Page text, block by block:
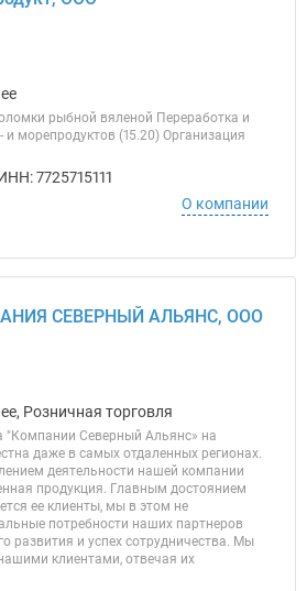
рыбной вяленой Переработка и
и морепродуктов (15.20) Организация
7725715111
О компании
СЕВЕРНЫЙ АЛЬЯНС, ООО
Розничная торговля
Северный Альянс» на
даже в самых отдаленных регионах.
деятельности нашей компании
продукция. Главным достоянием
ее клиенты, мы в этом не
потребности наших партнеров
развития и успех сотрудничества. Мы
клиентами, отвечая их